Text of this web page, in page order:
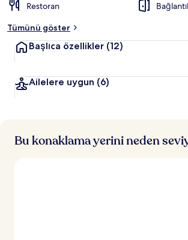
Restoran
Tümünü göster
Başlıca özellikler (12)
Ailelere uygun (6)
Bu konaklama yerini neden